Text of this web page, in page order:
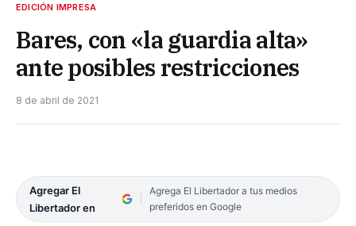
EDICIÓN IMPRESA
Bares, con «la guardia alta»
ante posibles restricciones
8 de abril de 2021
Agregar El
Libertador en
Agrega El Libertador a tus medios
preferidos en Google